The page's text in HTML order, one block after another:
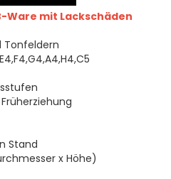
Ware mit Lackschäden
Tonfeldern
Stand
x Höhe)